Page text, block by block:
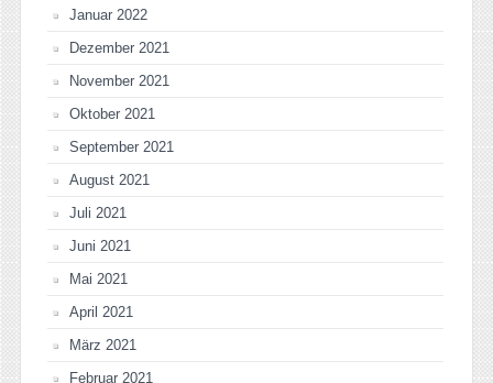
Januar 2022
Dezember 2021
November 2021
Oktober 2021
September 2021
August 2021
Juli 2021
Juni 2021
Mai 2021
April 2021
März 2021
Februar 2021